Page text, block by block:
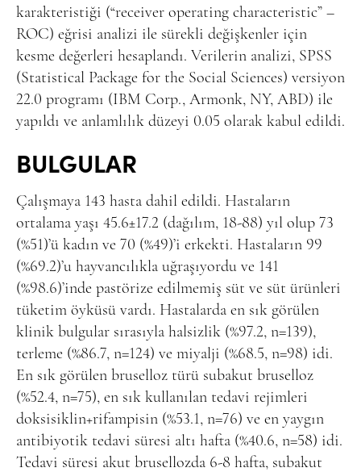
karakteristiği (“receiver operating characteristic” –
ROC) eğrisi analizi ile sürekli değişkenler için
kesme değerleri hesaplandı. Verilerin analizi, SPSS
(Statistical Package for the Social Sciences) versiyon
22.0 programı (IBM Corp., Armonk, NY, ABD) ile
yapıldı ve anlamlılık düzeyi 0.05 olarak kabul edildi.
BULGULAR
Çalışmaya 143 hasta dahil edildi. Hastaların
ortalama yaşı 45.6±17.2 (dağılım, 18-88) yıl olup 73
(%51)’ü kadın ve 70 (%49)’i erkekti. Hastaların 99
(%69.2)’u hayvancılıkla uğraşıyordu ve 141
(%98.6)’inde pastörize edilmemiş süt ve süt ürünleri
tüketim öyküsü vardı. Hastalarda en sık görülen
klinik bulgular sırasıyla halsizlik (%97.2, n=139),
terleme (%86.7, n=124) ve miyalji (%68.5, n=98) idi.
En sık görülen bruselloz türü subakut bruselloz
(%52.4, n=75), en sık kullanılan tedavi rejimleri
doksisiklin+rifampisin (%53.1, n=76) ve en yaygın
antibiyotik tedavi süresi altı hafta (%40.6, n=58) idi.
Tedavi süresi akut brusellozda 6-8 hafta, subakut